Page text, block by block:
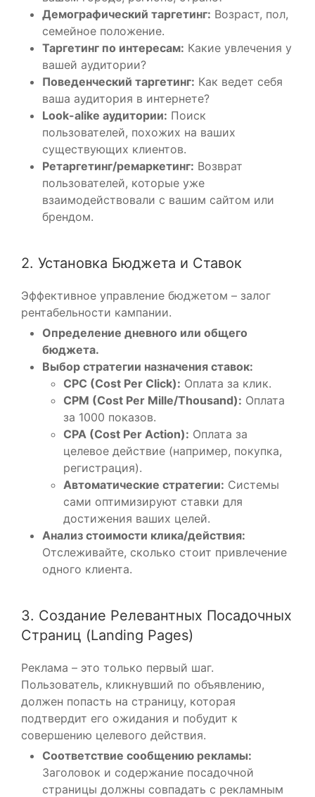
Демографический таргетинг: Возраст, пол,
семейное положение.
Таргетинг по интересам: Какие увлечения у
вашей аудитории?
Поведенческий таргетинг: Как ведет себя
ваша аудитория в интернете?
Look-alike аудитории: Поиск
пользователей, похожих на ваших
существующих клиентов.
Ретаргетинг/ремаркетинг: Возврат
пользователей, которые уже
взаимодействовали с вашим сайтом или
брендом.
2. Установка Бюджета и Ставок
Эффективное управление бюджетом – залог
рентабельности кампании.
Определение дневного или общего
бюджета.
Выбор стратегии назначения ставок:
CPC (Cost Per Click): Оплата за клик.
CPM (Cost Per Mille/Thousand): Оплата
за 1000 показов.
CPA (Cost Per Action): Оплата за
целевое действие (например, покупка,
регистрация).
Автоматические стратегии: Системы
сами оптимизируют ставки для
достижения ваших целей.
Анализ стоимости клика/действия:
Отслеживайте, сколько стоит привлечение
одного клиента.
3. Создание Релевантных Посадочных
Страниц (Landing Pages)
Реклама – это только первый шаг.
Пользователь, кликнувший по объявлению,
должен попасть на страницу, которая
подтвердит его ожидания и побудит к
совершению целевого действия.
Соответствие сообщению рекламы:
Заголовок и содержание посадочной
страницы должны совпадать с рекламным